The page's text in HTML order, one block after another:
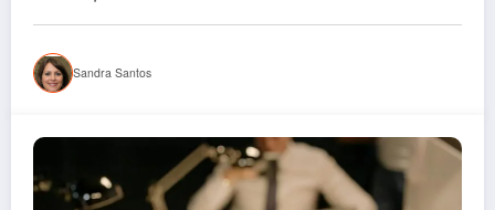
Sandra Santos